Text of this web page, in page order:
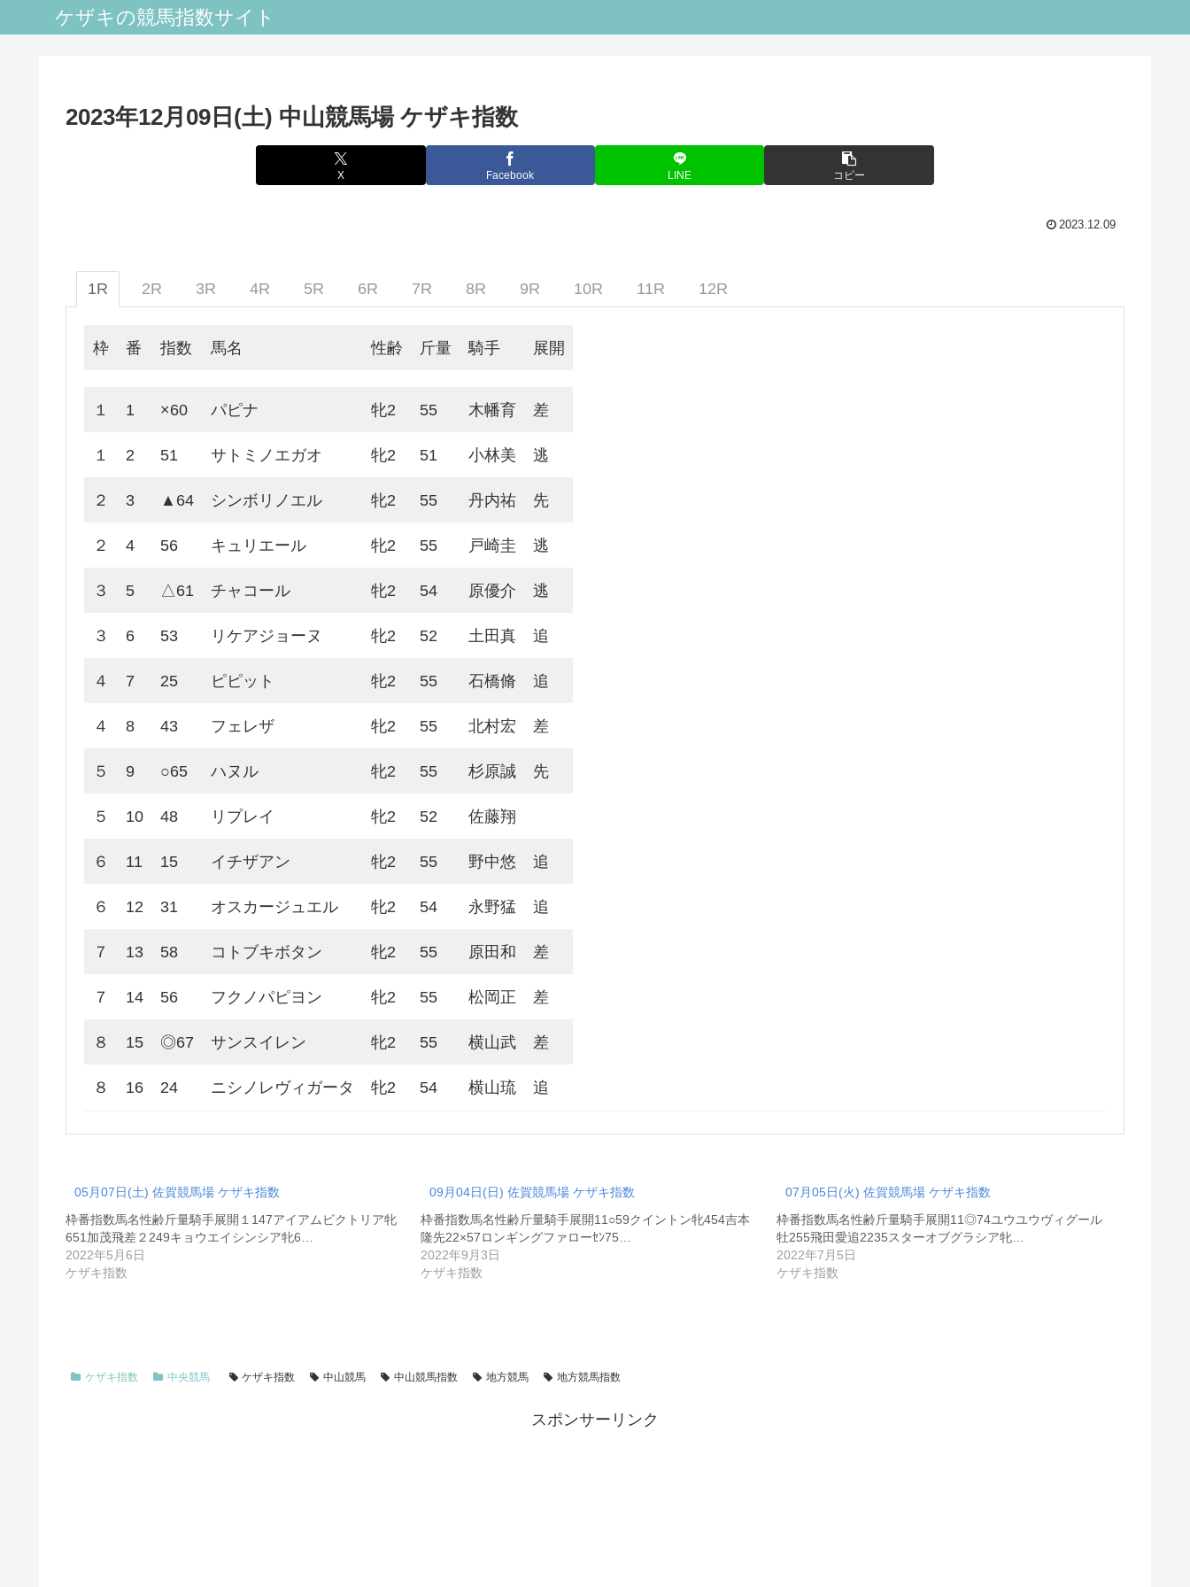
ケザキの競馬指数サイト
2023年12月09日(土) 中山競馬場 ケザキ指数
X Facebook LINE コピー
2023.12.09
1R 2R 3R 4R 5R 6R 7R 8R 9R 10R 11R 12R
枠 番 指数 馬名 性齢 斤量 騎手 展開
１ 1 ×60 パピナ 牝2 55 木幡育 差
１ 2 51 サトミノエガオ 牝2 51 小林美 逃
２ 3 ▲64 シンボリノエル 牝2 55 丹内祐 先
２ 4 56 キュリエール 牝2 55 戸崎圭 逃
３ 5 △61 チャコール 牝2 54 原優介 逃
３ 6 53 リケアジョーヌ 牝2 52 土田真 追
４ 7 25 ピピット 牝2 55 石橋脩 追
４ 8 43 フェレザ 牝2 55 北村宏 差
５ 9 ○65 ハヌル 牝2 55 杉原誠 先
５ 10 48 リプレイ 牝2 52 佐藤翔
６ 11 15 イチザアン 牝2 55 野中悠 追
６ 12 31 オスカージュエル 牝2 54 永野猛 追
７ 13 58 コトブキボタン 牝2 55 原田和 差
７ 14 56 フクノパピヨン 牝2 55 松岡正 差
８ 15 ◎67 サンスイレン 牝2 55 横山武 差
８ 16 24 ニシノレヴィガータ 牝2 54 横山琉 追
05月07日(土) 佐賀競馬場 ケザキ指数
枠番指数馬名性齢斤量騎手展開１147アイアムビクトリア牝
651加茂飛差２249キョウエイシンシア牝6…
2022年5月6日
ケザキ指数
09月04日(日) 佐賀競馬場 ケザキ指数
枠番指数馬名性齢斤量騎手展開11○59クイントン牝454吉本
隆先22×57ロンギングファローｾﾝ75…
2022年9月3日
ケザキ指数
07月05日(火) 佐賀競馬場 ケザキ指数
枠番指数馬名性齢斤量騎手展開11◎74ユウユウヴィグール
牡255飛田愛追2235スターオブグラシア牝…
2022年7月5日
ケザキ指数
ケザキ指数 中央競馬 ケザキ指数 中山競馬 中山競馬指数 地方競馬 地方競馬指数
スポンサーリンク